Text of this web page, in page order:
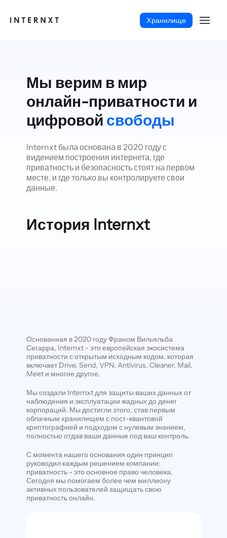
Xранилище
Русский (RU)
Мы верим в мир
онлайн-приватности и
цифровой свободы
Internxt была основана в 2020 году с
видением построения интернета, где
приватность и безопасность стоят на первом
месте, и где только вы контролируете свои
данные.
История Internxt
Основанная в 2020 году Франом Вильяльба
Сегарра, Internxt - это европейская экосистема
приватности с открытым исходным кодом, которая
включает Drive, Send, VPN, Antivirus, Cleaner, Mail,
Meet и многое другое.
Мы создали Internxt для защиты ваших данных от
наблюдения и эксплуатации жадных до денег
корпораций. Мы достигли этого, став первым
облачным хранилищем с пост-квантовой
криптографией и подходом с нулевым знанием,
полностью отдав ваши данные под ваш контроль.
С момента нашего основания один принцип
руководил каждым решением компании:
приватность - это основное право человека.
Сегодня мы помогаем более чем миллиону
активных пользователей защищать свою
приватность онлайн.